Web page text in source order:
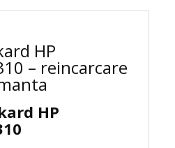
HP
– reincarcare
HP